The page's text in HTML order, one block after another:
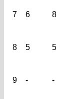
7 6 8
8 5 5
9 - -